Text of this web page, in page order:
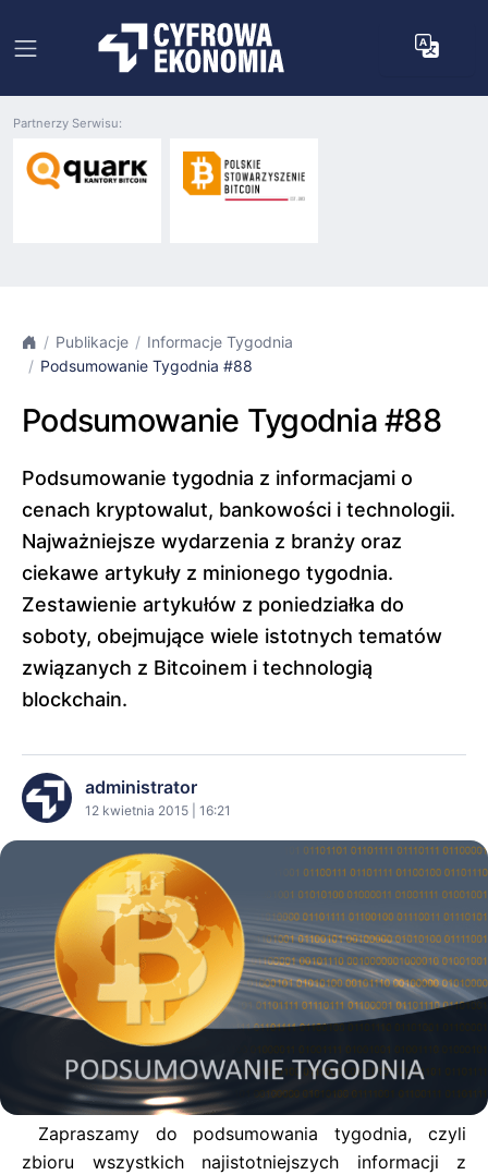
Partnerzy Serwisu:
Publikacje
Informacje Tygodnia
Podsumowanie Tygodnia #88
Podsumowanie Tygodnia #88
Podsumowanie tygodnia z informacjami o
cenach kryptowalut, bankowości i technologii.
Najważniejsze wydarzenia z branży oraz
ciekawe artykuły z minionego tygodnia.
Zestawienie artykułów z poniedziałka do
soboty, obejmujące wiele istotnych tematów
związanych z Bitcoinem i technologią
blockchain.
administrator
12 kwietnia 2015 | 16:21
Zapraszamy do podsumowania tygodnia, czyli
zbioru wszystkich najistotniejszych informacji z